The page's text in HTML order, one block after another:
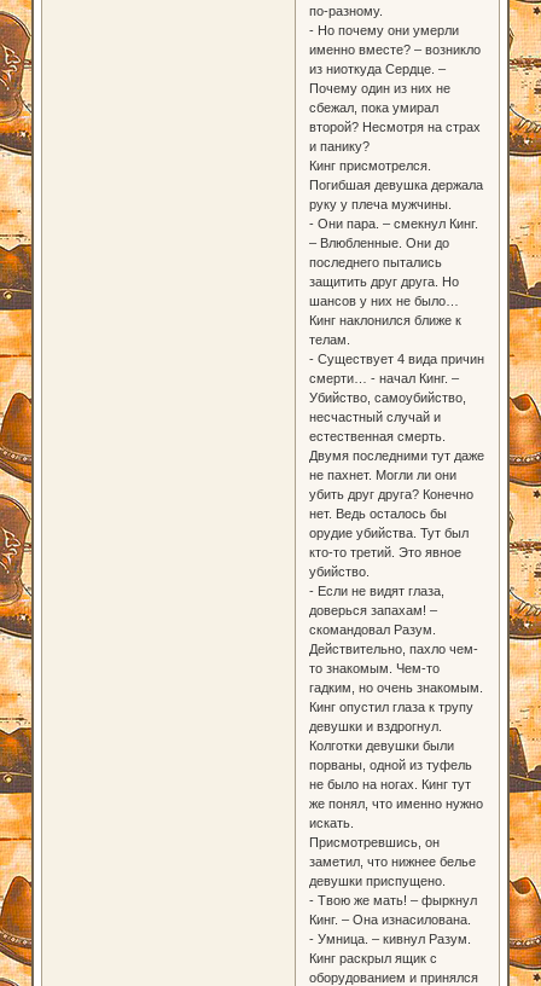
по-разному.
- Но почему они умерли
именно вместе? – возникло
из ниоткуда Сердце. –
Почему один из них не
сбежал, пока умирал
второй? Несмотря на страх
и панику?
Кинг присмотрелся.
Погибшая девушка держала
руку у плеча мужчины.
- Они пара. – смекнул Кинг.
– Влюбленные. Они до
последнего пытались
защитить друг друга. Но
шансов у них не было…
Кинг наклонился ближе к
телам.
- Существует 4 вида причин
смерти… - начал Кинг. –
Убийство, самоубийство,
несчастный случай и
естественная смерть.
Двумя последними тут даже
не пахнет. Могли ли они
убить друг друга? Конечно
нет. Ведь осталось бы
орудие убийства. Тут был
кто-то третий. Это явное
убийство.
- Если не видят глаза,
доверься запахам! –
скомандовал Разум.
Действительно, пахло чем-
то знакомым. Чем-то
гадким, но очень знакомым.
Кинг опустил глаза к трупу
девушки и вздрогнул.
Колготки девушки были
порваны, одной из туфель
не было на ногах. Кинг тут
же понял, что именно нужно
искать.
Присмотревшись, он
заметил, что нижнее белье
девушки приспущено.
- Твою же мать! – фыркнул
Кинг. – Она изнасилована.
- Умница. – кивнул Разум.
Кинг раскрыл ящик с
оборудованием и принялся